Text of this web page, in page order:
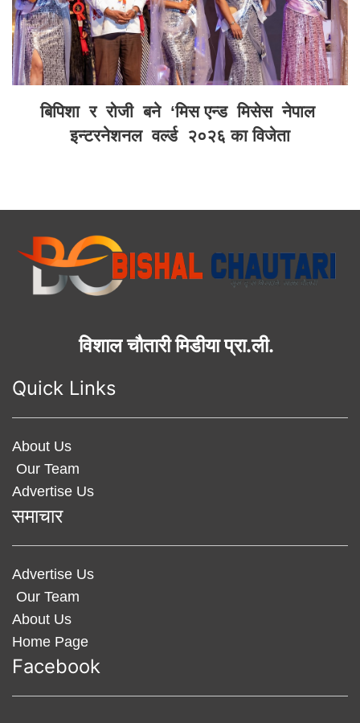
बिपिशा र रोजी बने ‘मिस एन्ड मिसेस नेपाल
इन्टरनेशनल वर्ल्ड २०२६ का विजेता
विशाल चौतारी मिडीया प्रा.ली.
Quick Links
About Us
Our Team
Advertise Us
समाचार
Advertise Us
Our Team
About Us
Home Page
Facebook